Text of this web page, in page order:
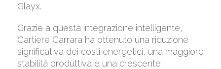
Glayx.
Grazie a questa integrazione intelligente,
Cartiere Carrara ha ottenuto una riduzione
significativa dei costi energetici, una maggiore
stabilità produttiva e una crescente